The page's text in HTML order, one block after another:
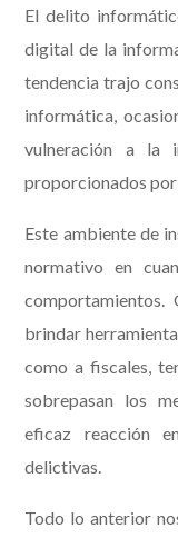
El delito
digital de la
tendencia trajo
informática,
vulneración a la
proporcionados por
Este ambiente de
normativo en
comportamientos.
brindar
como a fiscales,
sobrepasan los
eficaz reacción
delictivas.
Todo lo anterior